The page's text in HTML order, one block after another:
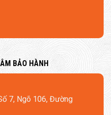
BẢO HÀNH
7, Ngõ 106, Đường